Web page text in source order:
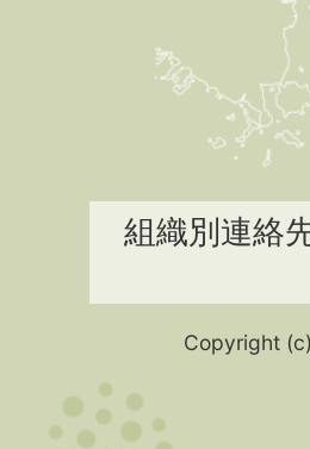
組織別連絡
Copyright